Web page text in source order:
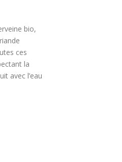
bio,
ces
la
avec l’eau